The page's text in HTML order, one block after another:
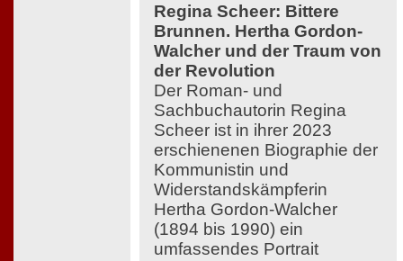
Regina Scheer: Bittere
Brunnen. Hertha Gordon-
Walcher und der Traum von
der Revolution
Der Roman- und
Sachbuchautorin Regina
Scheer ist in ihrer 2023
erschienenen Biographie der
Kommunistin und
Widerstandskämpferin
Hertha Gordon-Walcher
(1894 bis 1990) ein
umfassendes Portrait